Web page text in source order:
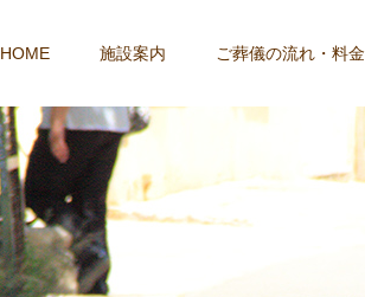
HOME 施設案内 ご葬儀の流れ・料金